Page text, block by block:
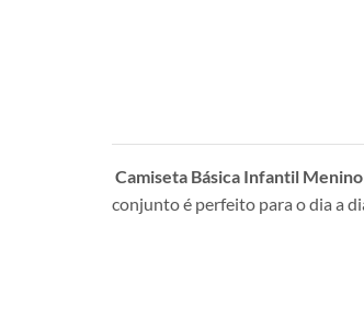
Camiseta Básica Infantil Menino
conjunto é perfeito para o dia a